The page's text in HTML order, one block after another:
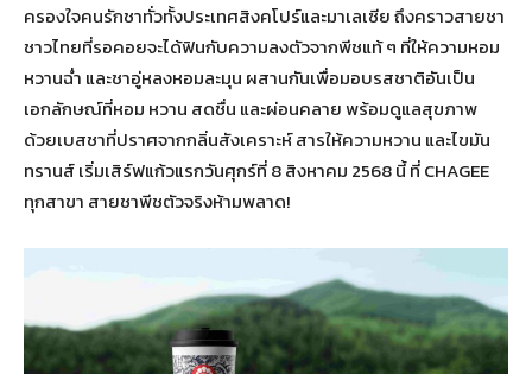
ครองใจคนรักชาทั่วทั้งประเทศสิงคโปร์และมาเลเซีย ถึงคราวสายชา
ชาวไทยที่รอคอยจะได้ฟินกับความลงตัวจากพีชแท้ ๆ ที่ให้ความหอม
หวานฉ่ำ และชาอู่หลงหอมละมุน ผสานกันเพื่อมอบรสชาติอันเป็น
เอกลักษณ์ที่หอม หวาน สดชื่น และผ่อนคลาย พร้อมดูแลสุขภาพ
ด้วยเบสชาที่ปราศจากกลิ่นสังเคราะห์ สารให้ความหวาน และไขมัน
ทรานส์ เริ่มเสิร์ฟแก้วแรกวันศุกร์ที่ 8 สิงหาคม 2568 นี้ ที่ CHAGEE
ทุกสาขา สายชาพีชตัวจริงห้ามพลาด!